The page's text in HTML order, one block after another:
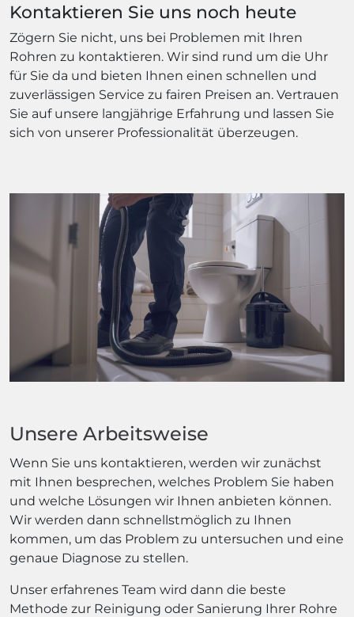
Kontaktieren Sie uns noch heute
Zögern Sie nicht, uns bei Problemen mit Ihren
Rohren zu kontaktieren. Wir sind rund um die Uhr
für Sie da und bieten Ihnen einen schnellen und
zuverlässigen Service zu fairen Preisen an. Vertrauen
Sie auf unsere langjährige Erfahrung und lassen Sie
sich von unserer Professionalität überzeugen.
Unsere Arbeitsweise
Wenn Sie uns kontaktieren, werden wir zunächst
mit Ihnen besprechen, welches Problem Sie haben
und welche Lösungen wir Ihnen anbieten können.
Wir werden dann schnellstmöglich zu Ihnen
kommen, um das Problem zu untersuchen und eine
genaue Diagnose zu stellen.
Unser erfahrenes Team wird dann die beste
Methode zur Reinigung oder Sanierung Ihrer Rohre